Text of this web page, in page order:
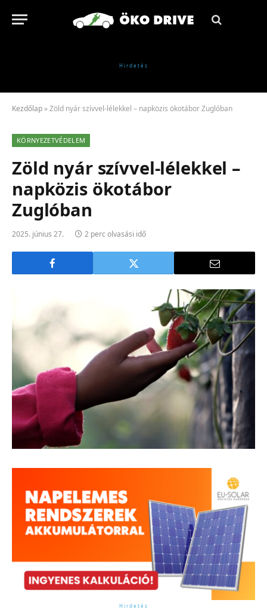
Kezdőlap »Zöld nyár szívvel-lélekkel – napközis ökotábor Zuglóban
KÖRNYEZETVÉDELEM
Zöld nyár szívvel-lélekkel –
napközis ökotábor
Zuglóban
2025. június 27. 2 perc olvasási idő